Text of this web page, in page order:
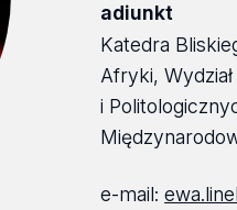
adiunkt
Katedra
Afryki,
i
e-mail: